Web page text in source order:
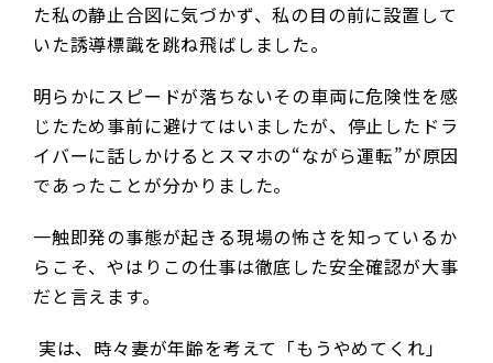
た私の静止合図に気づかず、私の目の前に設置して
いた誘導標識を跳ね飛ばしました。
明らかにスピードが落ちないその車両に危険性を感
じたため事前に避けてはいましたが、停止したドラ
イバーに話しかけるとスマホの“ながら運転”が原因
であったことが分かりました。
一触即発の事態が起きる現場の怖さを知っているか
らこそ、やはりこの仕事は徹底した安全確認が大事
だと言えます。
実は、時々妻が年齢を考えて「もうやめてくれ」